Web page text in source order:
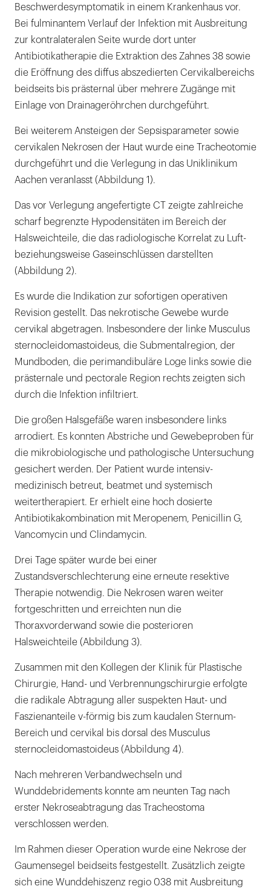
Beschwerdesymptomatik in einem Krankenhaus vor.
Bei fulminantem Verlauf der Infektion mit Ausbreitung
zur kontralateralen Seite wurde dort unter
Antibiotikatherapie die Extraktion des Zahnes 38 sowie
die Eröffnung des diffus abszedierten Cervikalbereichs
beidseits bis prästernal über mehrere Zugänge mit
Einlage von Drainageröhrchen durchgeführt.
Bei weiterem Ansteigen der Sepsisparameter sowie
cervikalen Nekrosen der Haut wurde eine Tracheotomie
durchgeführt und die Verlegung in das Uniklinikum
Aachen veranlasst (Abbildung 1).
Das vor Verlegung angefertigte CT zeigte zahlreiche
scharf begrenzte Hypodensitäten im Bereich der
Halsweichteile, die das radiologische Korrelat zu Luft-
beziehungsweise Gaseinschlüssen darstellten
(Abbildung 2).
Es wurde die Indikation zur sofortigen operativen
Revision gestellt. Das nekrotische Gewebe wurde
cervikal abgetragen. Insbesondere der linke Musculus
sternocleidomastoideus, die Submentalregion, der
Mundboden, die perimandibuläre Loge links sowie die
prästernale und pectorale Region rechts zeigten sich
durch die Infektion infiltriert.
Die großen Halsgefäße waren insbesondere links
arrodiert. Es konnten Abstriche und Gewebeproben für
die mikrobiologische und pathologische Untersuchung
gesichert werden. Der Patient wurde intensiv-
medizinisch betreut, beatmet und systemisch
weitertherapiert. Er erhielt eine hoch dosierte
Antibiotikakombination mit Meropenem, Penicillin G,
Vancomycin und Clindamycin.
Drei Tage später wurde bei einer
Zustandsverschlechterung eine erneute resektive
Therapie notwendig. Die Nekrosen waren weiter
fortgeschritten und erreichten nun die
Thoraxvorderwand sowie die posterioren
Halsweichteile (Abbildung 3).
Zusammen mit den Kollegen der Klinik für Plastische
Chirurgie, Hand- und Verbrennungschirurgie erfolgte
die radikale Abtragung aller suspekten Haut- und
Faszienanteile v-förmig bis zum kaudalen Sternum-
Bereich und cervikal bis dorsal des Musculus
sternocleidomastoideus (Abbildung 4).
Nach mehreren Verbandwechseln und
Wunddebridements konnte am neunten Tag nach
erster Nekroseabtragung das Tracheostoma
verschlossen werden.
Im Rahmen dieser Operation wurde eine Nekrose der
Gaumensegel beidseits festgestellt. Zusätzlich zeigte
sich eine Wunddehiszenz regio 038 mit Ausbreitung